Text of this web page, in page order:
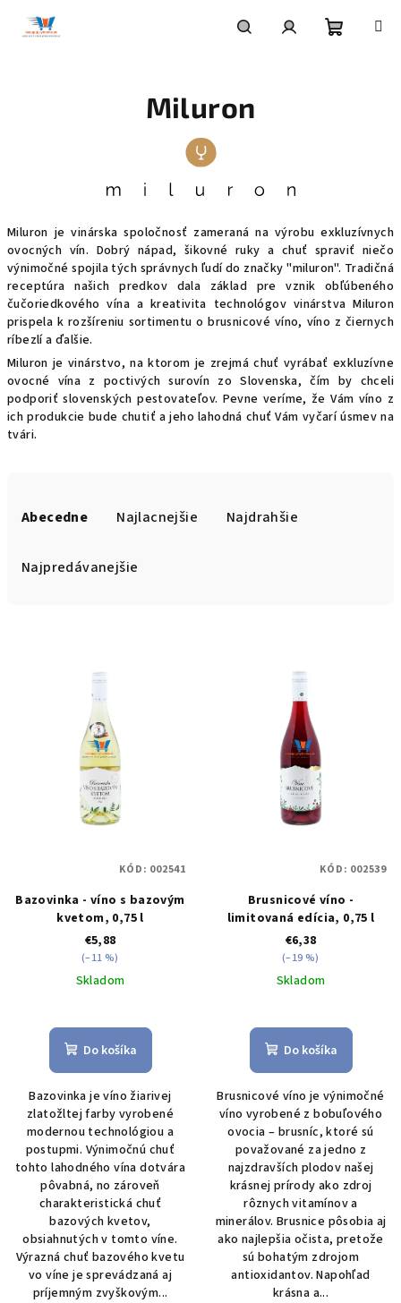
Miluron
Miluron je vinárska spoločnosť zameraná na výrobu exkluzívnych
ovocných vín. Dobrý nápad, šikovné ruky a chuť spraviť niečo
výnimočné spojila tých správnych ľudí do značky "miluron". Tradičná
receptúra našich predkov dala základ pre vznik obľúbeného
čučoriedkového vína a kreativita technológov vinárstva Miluron
prispela k rozšíreniu sortimentu o brusnicové víno, víno z čiernych
ríbezlí a ďalšie.
Miluron je vinárstvo, na ktorom je zrejmá chuť vyrábať exkluzívne
ovocné vína z poctivých surovín zo Slovenska, čím by chceli
podporiť slovenských pestovateľov. Pevne veríme, že Vám víno z
ich produkcie bude chutiť a jeho lahodná chuť Vám vyčarí úsmev na
tvári.
Abecedne Najlacnejšie Najdrahšie
Najpredávanejšie
Bazovinka - víno s bazovým
kvetom, 0,75 l
€5,88
(–11 %)
Skladom
Do košíka
Bazovinka je víno žiarivej
zlatožltej farby vyrobené
modernou technológiou a
postupmi. Výnimočnú chuť
tohto lahodného vína dotvára
pôvabná, no zároveň
charakteristická chuť
bazových kvetov,
obsiahnutých v tomto víne.
Výrazná chuť bazového kvetu
vo víne je sprevádzaná aj
príjemným zvyškovým...
KÓD: 002541
Brusnicové víno -
limitovaná edícia, 0,75 l
€6,38
(–19 %)
Skladom
Do košíka
Brusnicové víno je výnimočné
víno vyrobené z bobuľového
ovocia – brusníc, ktoré sú
považované za jedno z
najzdravších plodov našej
krásnej prírody ako zdroj
rôznych vitamínov a
minerálov. Brusnice pôsobia aj
ako najlepšia očista, pretože
sú bohatým zdrojom
antioxidantov. Napohľad
krásna a...
KÓD: 002539